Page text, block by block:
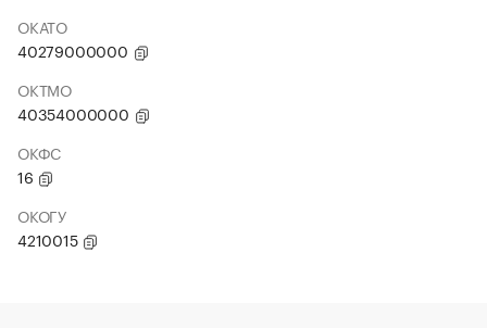
ОКАТО
40279000000
ОКТМО
40354000000
ОКФС
16
ОКОГУ
4210015